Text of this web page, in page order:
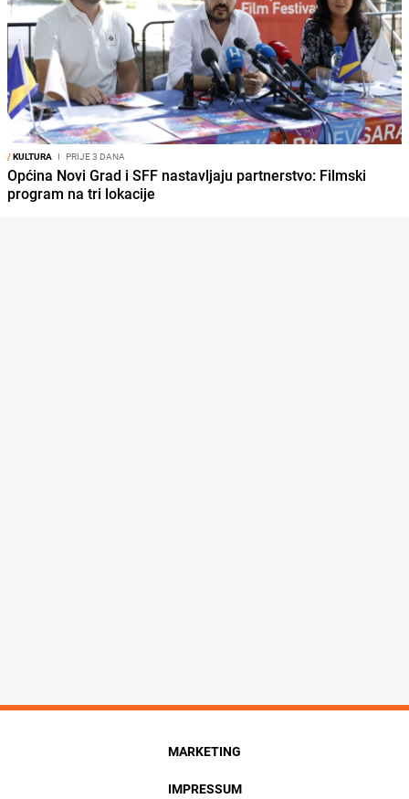
/KULTURA I PRIJE 3 DANA
Općina Novi Grad i SFF nastavljaju partnerstvo: Filmski
program na tri lokacije
MARKETING
IMPRESSUM